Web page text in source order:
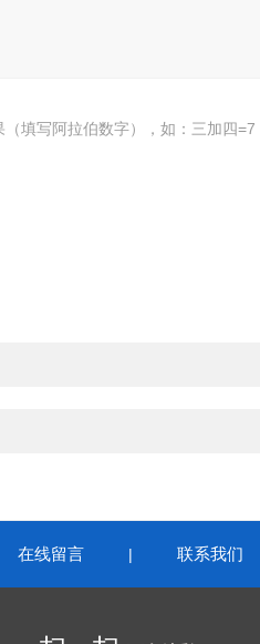
（填写阿拉伯数字），如：三加四=7
在线留言 | 联系我们